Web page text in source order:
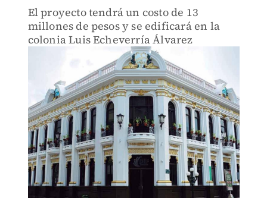
El proyecto tendrá un costo de 13
millones de pesos y se edificará en la
colonia Luis Echeverría Álvarez